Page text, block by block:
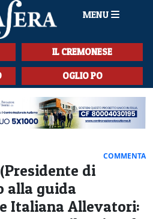
MENU
IL CREMONESE
OGLIO PO
COMMENTA
di
alla guida
Italiana Allevatori: